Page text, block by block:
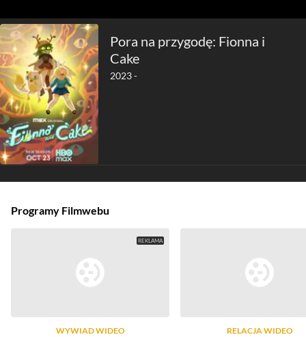
Pora na przygodę: Fionna i
Cake
2023 -
Programy Filmwebu
WYWIAD WIDEO RELACJA WIDEO